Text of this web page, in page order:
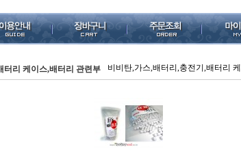
터리 케이스,배터리 관련부
비비탄,가스,배터리,충전기,배터리